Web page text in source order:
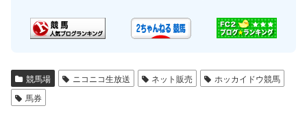
競馬場 ニコニコ生放送 ネット販売
ホッカイドウ競馬
馬券